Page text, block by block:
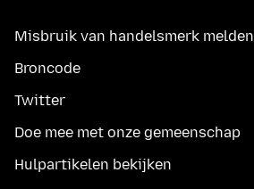
Misbruik van handelsmerk melden
Broncode
Twitter
Doe mee met onze gemeenschap
Hulpartikelen bekijken